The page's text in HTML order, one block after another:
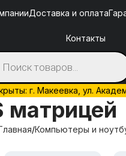
г. Макеевка, ул.
Доставка и оплата
Контакты
матрицей
Компьютеры и